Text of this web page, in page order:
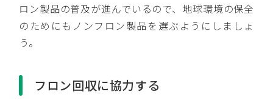
ロン製品の普及が進んでいるので、地球環境の保全
のためにもノンフロン製品を選ぶようにしましょ
う。
フロン回収に協力する